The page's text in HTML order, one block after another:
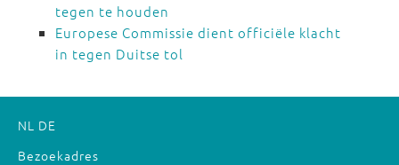
tegen te houden
Europese Commissie dient officiële klacht
in tegen Duitse tol
NL DE
Bezoekadres